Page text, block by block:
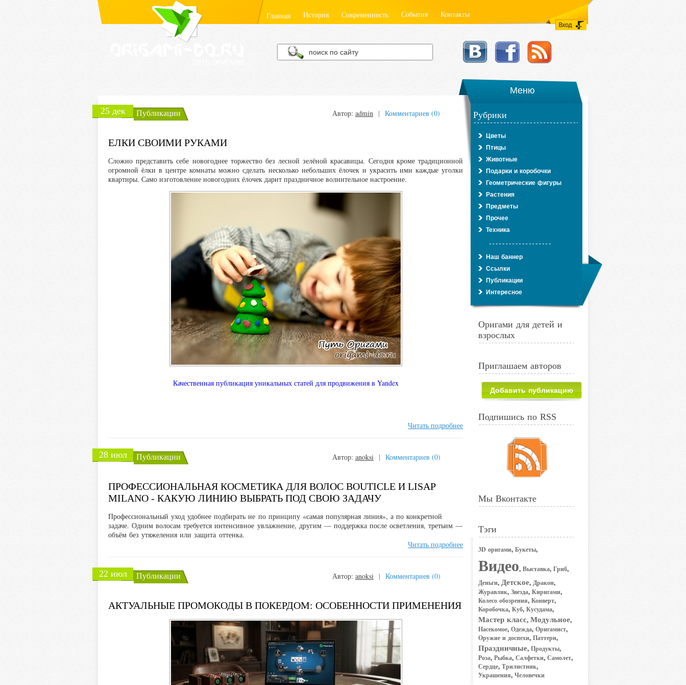
Главная История Современность События Контакты
Меню
25 дек
Публикации Автор: admin | Комментариев (0)
ЕЛКИ СВОИМИ РУКАМИ
Сложно представить себе новогоднее торжество без лесной зелёной красавицы. Сегодня кроме традиционной
огромной ёлки в центре комнаты можно сделать несколько небольших ёлочек и украсить ими каждые уголки
квартиры. Само изготовление новогодних ёлочек дарит праздничное волнительное настроение.
Качественная публикация уникальных статей для продвижения в Yandex
Читать подробнее
28 июл Публикации Автор: anoksi | Комментариев (0)
ПРОФЕССИОНАЛЬНАЯ КОСМЕТИКА ДЛЯ ВОЛОС BOUTICLE И LISAP
MILANO - КАКУЮ ЛИНИЮ ВЫБРАТЬ ПОД СВОЮ ЗАДАЧУ
Профессиональный уход удобнее подбирать не по принципу «самая популярная линия», а по конкретной
задаче. Одним волосам требуется интенсивное увлажнение, другим — поддержка после осветления, третьим —
объём без утяжеления или защита оттенка.
Читать подробнее
22 июл Публикации Автор: anoksi | Комментариев (0)
АКТУАЛЬНЫЕ ПРОМОКОДЫ В ПОКЕРДОМ: ОСОБЕННОСТИ ПРИМЕНЕНИЯ
Рубрики
Цветы
Птицы
Животные
Подарки и коробочки
Геометрические фигуры
Растения
Предметы
Прочее
Техника
Наш баннер
Ссылки
Публикации
Интересное
Оригами для детей и
взрослых
Приглашаем авторов
Добавить публикацию
Подпишись по RSS
Мы Вконтакте
Тэги
3D оригами,Букеты,
Видео,Выставка,Гриб,
Деньги,Детское,Дракон,
Журавлик,Звезда,Киригами,
Колесо обозрения,Конверт,
Коробочка,Куб,Кусудама,
Мастер класс,Модульное,
Насекомое,Одежда,Оригамист,
Оружие и доспехи,Паттерн,
Праздничные,Продукты,
Роза,Рыбка,Салфетки,Самолет,
Сердце,Трилистник,
Украшения,Человечки